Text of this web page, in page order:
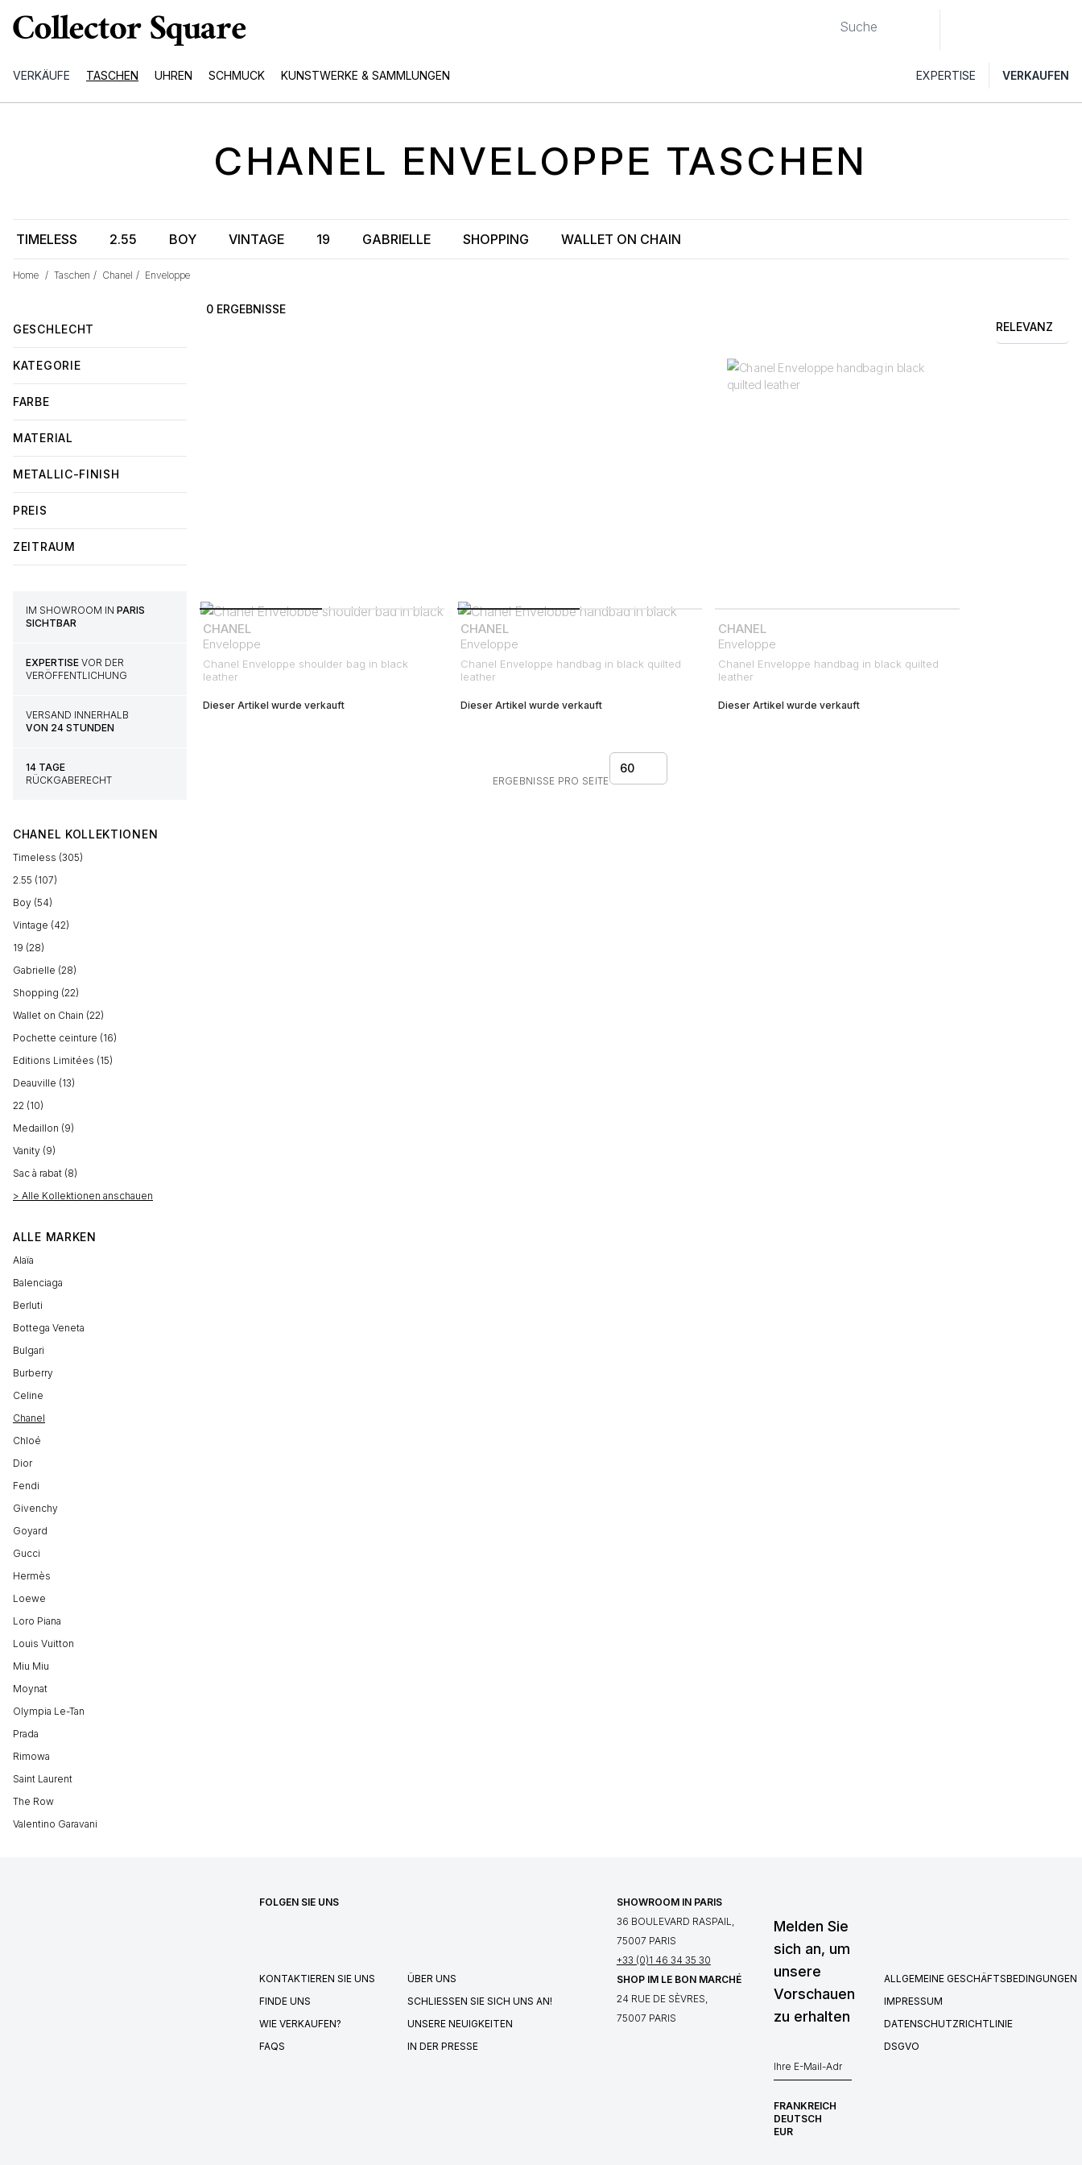
VERKÄUFE TASCHEN UHREN SCHMUCK KUNSTWERKE & SAMMLUNGEN EXPERTISE VERKAUFEN
Home / Taschen / Chanel / Enveloppe
CHANEL ENVELOPPE TASCHEN
TIMELESS 2.55 BOY VINTAGE 19 GABRIELLE SHOPPING WALLET ON CHAIN
RELEVANZ
0 ERGEBNISSE
GESCHLECHT
KATEGORIE
FARBE
MATERIAL
METALLIC-FINISH
PREIS
ZEITRAUM
IM SHOWROOM IN PARIS
SICHTBAR
EXPERTISE VOR DER
VERÖFFENTLICHUNG
VERSAND INNERHALB
VON 24 STUNDEN
14 TAGE
RÜCKGABERECHT
CHANEL KOLLEKTIONEN
Timeless (305)
2.55 (107)
Boy (54)
Vintage (42)
19 (28)
Gabrielle (28)
Shopping (22)
Wallet on Chain (22)
Pochette ceinture (16)
Editions Limitées (15)
Deauville (13)
22 (10)
Medaillon (9)
Vanity (9)
Sac à rabat (8)
> Alle Kollektionen anschauen
ALLE MARKEN
Alaïa
Balenciaga
Berluti
Bottega Veneta
Bulgari
Burberry
Celine
Chanel
Chloé
Dior
Fendi
Givenchy
Goyard
Gucci
Hermès
Loewe
Loro Piana
Louis Vuitton
Miu Miu
Moynat
Olympia Le-Tan
Prada
Rimowa
Saint Laurent
The Row
Valentino Garavani
CHANEL
Enveloppe
Chanel Enveloppe shoulder bag in black
leather
Dieser Artikel wurde verkauft
CHANEL
Enveloppe
Chanel Enveloppe handbag in black quilted
leather
Dieser Artikel wurde verkauft
CHANEL
Enveloppe
Chanel Enveloppe handbag in black quilted
leather
Dieser Artikel wurde verkauft
ERGEBNISSE PRO SEITE
60
Melden Sie
sich an, um
unsere
Vorschauen
zu erhalten
FOLGEN SIE UNS
KONTAKTIEREN SIE UNS
FINDE UNS
WIE VERKAUFEN?
FAQS
ÜBER UNS
SCHLIESSEN SIE SICH UNS AN!
UNSERE NEUIGKEITEN
IN DER PRESSE
ALLGEMEINE GESCHÄFTSBEDINGUNGEN
IMPRESSUM
DATENSCHUTZRICHTLINIE
DSGVO
SHOWROOM IN PARIS
36 BOULEVARD RASPAIL,
75007 PARIS
+33 (0)1 46 34 35 30
SHOP IM LE BON MARCHÉ
24 RUE DE SÈVRES,
75007 PARIS
FRANKREICH
DEUTSCH
EUR